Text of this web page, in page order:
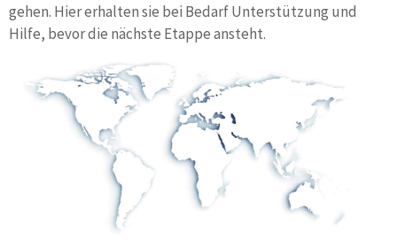
gehen. Hier erhalten sie bei Bedarf Unterstützung und
Hilfe, bevor die nächste Etappe ansteht.